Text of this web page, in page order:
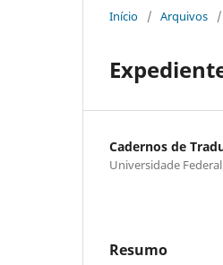
Início / Arquivos /
Cadernos de
Universidade
Resumo